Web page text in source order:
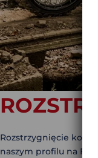
Rozstrzygnięcie
naszym profilu na